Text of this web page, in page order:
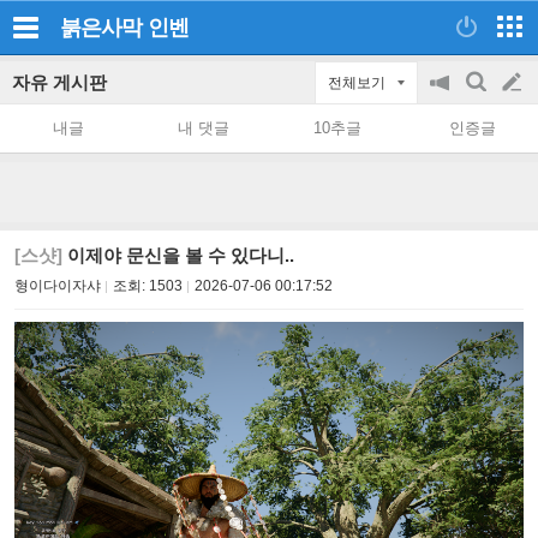
붉은사막 인벤
자유 게시판 전체보기
공
on/off
검
색
글
쓰
내글 내 댓글 10추글 인증글
[스샷] 이제야 문신을 볼 수 있다니..
형이다이자샤 조회: 1503 2026-07-06 00:17:52